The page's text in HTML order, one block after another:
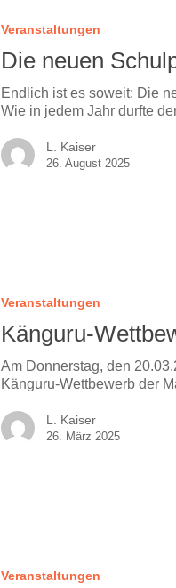
Veranstaltungen
Die neuen
Endlich ist es soweit: Die
Wie in jedem Jahr durfte
L. Kaiser
26. August 2025
Veranstaltungen
Känguru-
Am Donnerstag, den
Känguru-Wettbewerb der
L. Kaiser
26. März 2025
Veranstaltungen